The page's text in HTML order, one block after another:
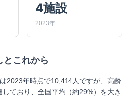
4施設
2023年
とこれから
2023年時点で10,414人ですが、高齢
ており、全国平均（約29%）を大き